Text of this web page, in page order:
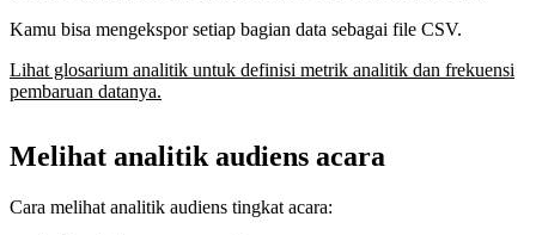
Kamu bisa mengekspor setiap bagian data sebagai file CSV.
Lihat glosarium analitik untuk definisi metrik analitik dan frekuensi
pembaruan datanya.
Melihat analitik audiens acara
Cara melihat analitik audiens tingkat acara: